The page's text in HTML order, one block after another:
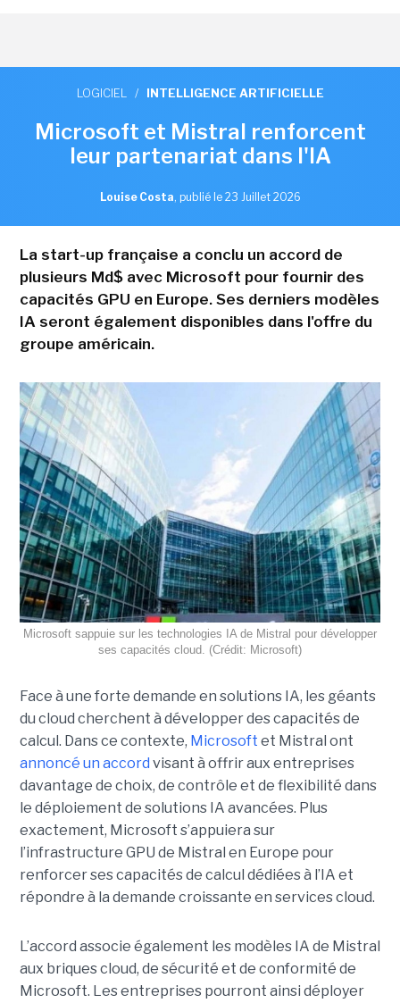
LOGICIEL / INTELLIGENCE ARTIFICIELLE
Microsoft et Mistral renforcent
leur partenariat dans l'IA
Louise Costa, publié le 23 Juillet 2026
La start-up française a conclu un accord de
plusieurs Md$ avec Microsoft pour fournir des
capacités GPU en Europe. Ses derniers modèles
IA seront également disponibles dans l'offre du
groupe américain.
Microsoft sappuie sur les technologies IA de Mistral pour développer
ses capacités cloud. (Crédit: Microsoft)
Face à une forte demande en solutions IA, les géants
du cloud cherchent à développer des capacités de
calcul. Dans ce contexte, Microsoft et Mistral ont
annoncé un accord visant à offrir aux entreprises
davantage de choix, de contrôle et de flexibilité dans
le déploiement de solutions IA avancées. Plus
exactement, Microsoft s’appuiera sur
l’infrastructure GPU de Mistral en Europe pour
renforcer ses capacités de calcul dédiées à l’IA et
répondre à la demande croissante en services cloud.
L’accord associe également les modèles IA de Mistral
aux briques cloud, de sécurité et de conformité de
Microsoft. Les entreprises pourront ainsi déployer